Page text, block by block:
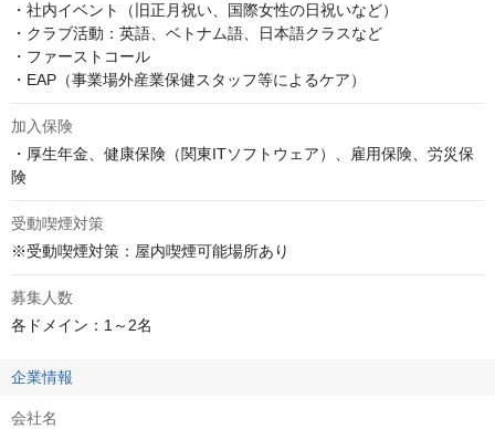
・社内イベント（旧正月祝い、国際女性の日祝いなど）
・クラブ活動：英語、ベトナム語、日本語クラスなど
・ファーストコール
・EAP（事業場外産業保健スタッフ等によるケア）
加入保険
・厚生年金、健康保険（関東ITソフトウェア）、雇用保険、労災保
険
受動喫煙対策
※受動喫煙対策：屋内喫煙可能場所あり
募集人数
各ドメイン：1～2名
企業情報
会社名